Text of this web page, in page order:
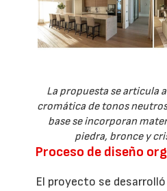
La propuesta se articula
cromática de tonos
base se incorporan
piedra, bronce y
Proceso de diseño
El proyecto se